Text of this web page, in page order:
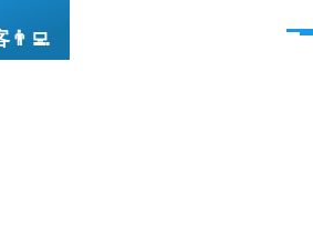
👨‍💻
菜